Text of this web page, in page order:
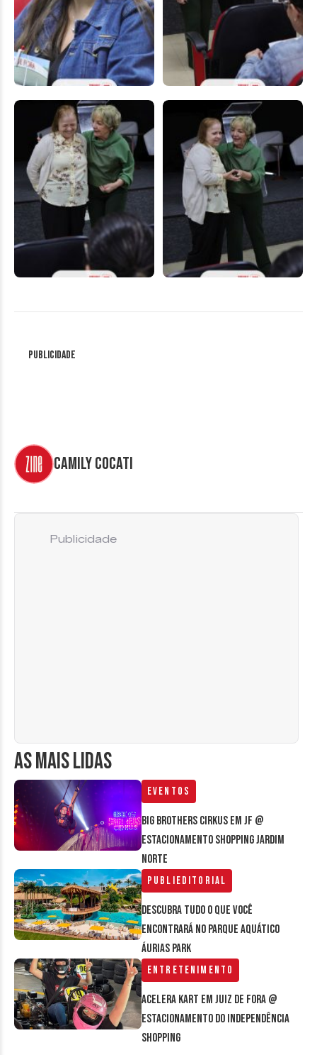
Publicidade
Camily Cocati
AS MAIS LIDAS
Eventos
Big Brothers Cirkus em JF @
estacionamento Shopping Jardim
Norte
Publieditorial
Descubra tudo o que você
encontrará no parque aquático
Áurias Park
Entretenimento
Acelera Kart em Juiz de Fora @
estacionamento do Independência
Shopping
Publicidade